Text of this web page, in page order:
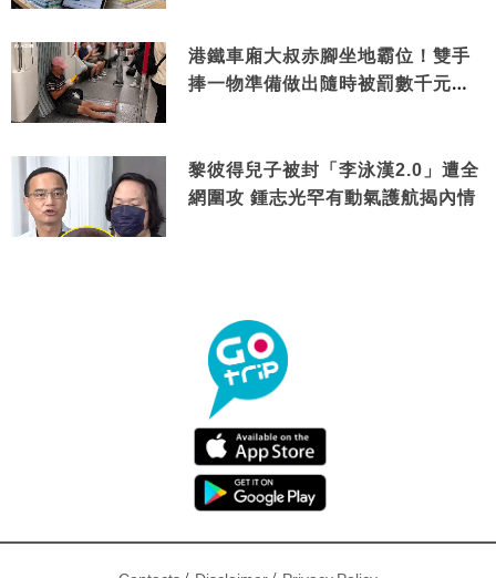
港鐵車廂大叔赤腳坐地霸位！雙手
捧一物準備做出隨時被罰數千元舉
黎彼得兒子被封「李泳漢2.0」遭全
網圍攻 鍾志光罕有動氣護航揭內情